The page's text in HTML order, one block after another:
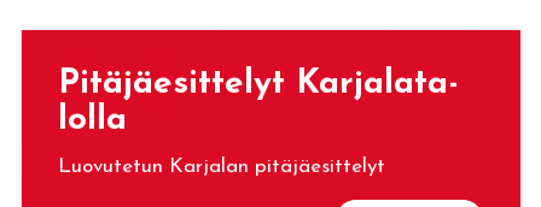
Pi­tä­jäe­sit­te­lyt Kar­ja­la­ta­
lol­la
Luovutetun Karjalan pitäjäesittelyt